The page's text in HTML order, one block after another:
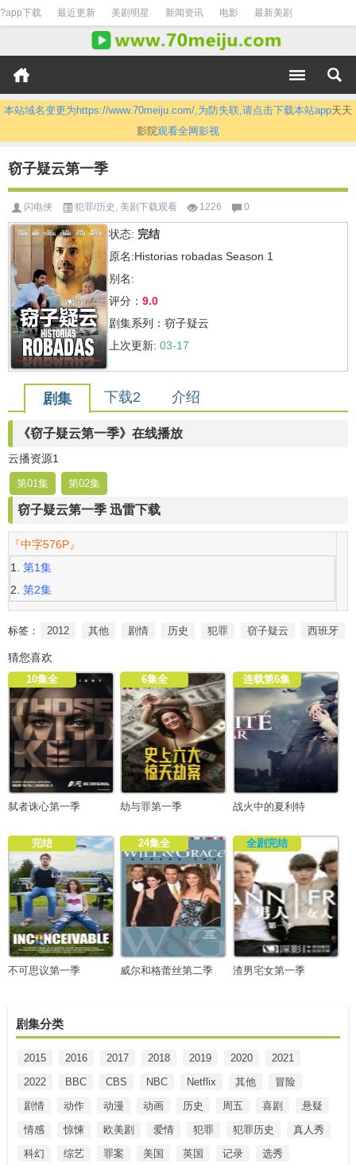
?app下载 最近更新 美剧明星 新闻资讯 电影 最新美剧
本站域名变更为https://www.70meiju.com/,为防失联,请点击下载本站app天天
影院观看全网影视
窃子疑云第一季
闪电侠 犯罪/历史 , 美剧下载观看 1226 0
状态: 完结
原名:Historias robadas Season 1
别名:
评分： 9.0
剧集系列：窃子疑云
上次更新: 03-17
剧集 下载2 介绍
《窃子疑云第一季》在线播放
云播资源1
第01集 第02集
窃子疑云第一季 迅雷下载
『中字576P』
第1集
第2集
标签： 2012 其他 剧情 历史 犯罪 窃子疑云 西班牙
猜您喜欢
10集全
弑者诛心第一季
6集全
劫与罪第一季
连载第6集
战火中的夏利特
完结
不可思议第一季
24集全
威尔和格蕾丝第二季
全剧完结
渣男宅女第一季
剧集分类
2015 2016 2017 2018 2019 2020
2021
2022
BBC CBS NBC Netflix 其他
冒险
剧情
动作 动漫 动画 历史 周五 喜剧
悬疑
情感
惊悚 欧美剧 爱情 犯罪 犯罪历史
真人秀
科幻
综艺 罪案 美国 英国 记录
选秀